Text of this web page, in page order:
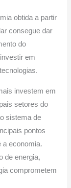
obtida a partir
consegue dar
do
em
investem em
setores do
sistema de
pontos
a economia.
de energia,
comprometem